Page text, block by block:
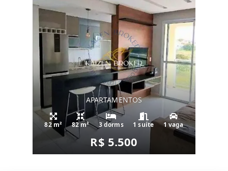
APARTAMENTOS
82 m² 82 m² 3 dorms 1 suíte 1 vaga
R$ 5.500